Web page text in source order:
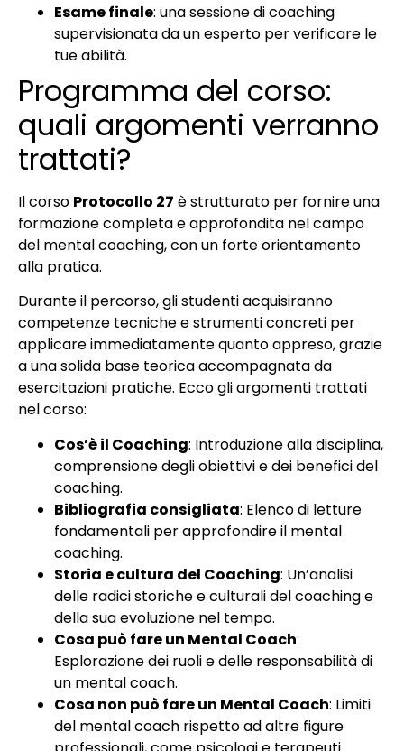
Esame finale: una sessione di coaching
supervisionata da un esperto per verificare le
tue abilità.
Programma del corso:
quali argomenti verranno
trattati?
Il corso Protocollo 27 è strutturato per fornire una
formazione completa e approfondita nel campo
del mental coaching, con un forte orientamento
alla pratica.
Durante il percorso, gli studenti acquisiranno
competenze tecniche e strumenti concreti per
applicare immediatamente quanto appreso, grazie
a una solida base teorica accompagnata da
esercitazioni pratiche. Ecco gli argomenti trattati
nel corso:
Cos’è il Coaching: Introduzione alla disciplina,
comprensione degli obiettivi e dei benefici del
coaching.
Bibliografia consigliata: Elenco di letture
fondamentali per approfondire il mental
coaching.
Storia e cultura del Coaching: Un’analisi
delle radici storiche e culturali del coaching e
della sua evoluzione nel tempo.
Cosa può fare un Mental Coach:
Esplorazione dei ruoli e delle responsabilità di
un mental coach.
Cosa non può fare un Mental Coach: Limiti
del mental coach rispetto ad altre figure